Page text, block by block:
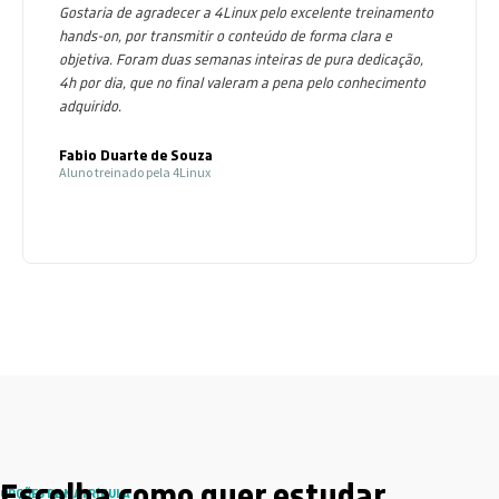
Gostaria de agradecer a 4Linux pelo excelente treinamento
hands-on, por transmitir o conteúdo de forma clara e
objetiva. Foram duas semanas inteiras de pura dedicação,
4h por dia, que no final valeram a pena pelo conhecimento
adquirido.
Fabio Duarte de Souza
Aluno treinado pela 4Linux
OPÇÕES DE MATRÍCULA